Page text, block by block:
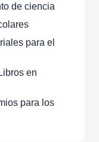
de ciencia
para el
en
para los